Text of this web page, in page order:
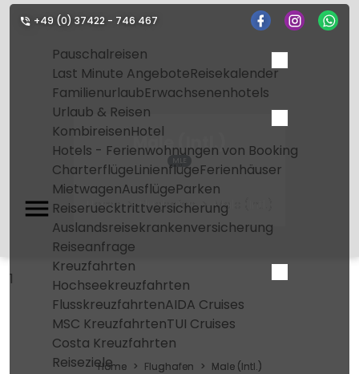
+49 (0) 37422 - 746 467
Pauschalreisen
Last Minute AngeboteReisekalender
FamilienurlaubErwachsenenhotels
Urlaub & Reisen
KombireisenHotel
Hotels - Ferienwohnungen von Booking
CharterflügeLinienflügeFerienhäuser
MietwagenAusflügeParken
Reiseruecktrittversicherung
Auslandsreisekrankenversicherung
Reiseanfrage
Kreuzfahrten
Hochseekreuzfahrten
FlusskreuzfahrtenAIDA Cruises
MSC KreuzfahrtenTUI Cruises
Costa Kreuzfahrten
Reiseziele
Male (Intl.)
MLE
Home Flughafen Male (Intl.)
1
Home Flughafen Male (Intl.)